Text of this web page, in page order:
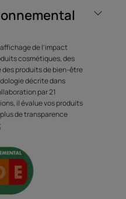
anti-sébum agit tout
et assainit les cheveux
l'excès de sébum.
: les cheveux regraissent
peut être
légèreté : durablement
et légère.
de l’impact
cosmétiques, des
produits de bien-être
décrite dans
par 21
il évalue vos produits
de transparence